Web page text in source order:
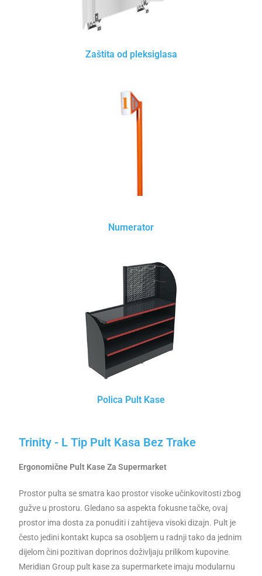
Zaštita od pleksiglasa
Numerator
Polica Pult Kase
Trinity - L Tip Pult Kasa Bez Trake
Ergonomične Pult Kase Za Supermarket
Prostor pulta se smatra kao prostor visoke učinkovitosti zbog
gužve u prostoru. Gledano sa aspekta fokusne tačke, ovaj
prostor ima dosta za ponuditi i zahtijeva visoki dizajn. Pult je
često jedini kontakt kupca sa osobljem u radnji tako da jednim
dijelom čini pozitivan doprinos doživljaju prilikom kupovine.
Meridian Group pult kase za supermarkete imaju modularnu